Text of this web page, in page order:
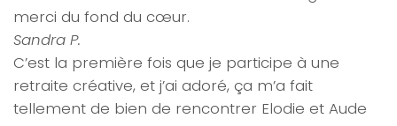
merci du fond du cœur.
Sandra P.
C’est la première fois que je participe à une
retraite créative, et j’ai adoré, ça m’a fait
tellement de bien de rencontrer Elodie et Aude